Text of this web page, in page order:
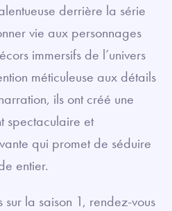
derrière la série
vie aux personnages
immersifs de l’univers
méticuleuse aux détails
ils ont créé une
spectaculaire et
qui promet de séduire
entier.
sur la saison 1, rendez-vous